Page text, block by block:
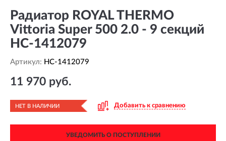
Радиатор ROYAL THERMO
Vittoria Super 500 2.0 - 9 секций
HC-1412079
Артикул: HC-1412079
11 970 руб.
НЕТ В НАЛИЧИИ Добавить к сравнению
УВЕДОМИТЬ О ПОСТУПЛЕНИИ